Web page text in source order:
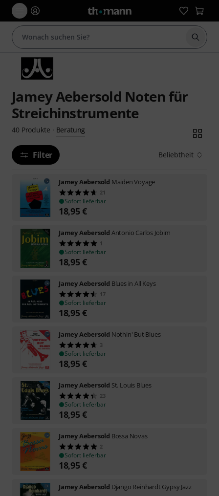
Suche
Jamey Aebersold Noten für
Streichinstrumente
40 Produkte · Beratung
Filter Beliebtheit
Jamey Aebersold Maiden Voyage
21
Sofort lieferbar
18,95€
Jamey Aebersold Antonio Carlos Jobim
1
Sofort lieferbar
18,95€
Jamey Aebersold Blues in All Keys
17
Sofort lieferbar
18,95€
Jamey Aebersold Nothin' But Blues
3
Sofort lieferbar
18,95€
Jamey Aebersold St. Louis Blues
23
Sofort lieferbar
18,95€
Jamey Aebersold Bossa Novas
2
Sofort lieferbar
18,95€
Jamey Aebersold Django Reinhardt Gypsy Jazz